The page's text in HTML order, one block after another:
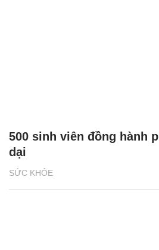
SỨC KHỎE
500 sinh viên đồng hành
dại